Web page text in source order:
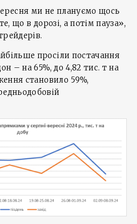
ми не плануємо щось
що в дорозі, а потім пауза»,
просіли постачання
– на 65%, до 4,82 тис. т на
становило 59%,